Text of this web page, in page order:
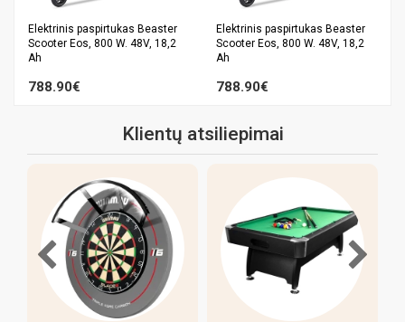
Elektrinis paspirtukas Beaster
Scooter Eos, 800 W. 48V, 18,2
Ah
788.90€
Elektrinis paspirtukas Beaster
Scooter Eos, 800 W. 48V, 18,2
Ah
788.90€
Klientų atsiliepimai